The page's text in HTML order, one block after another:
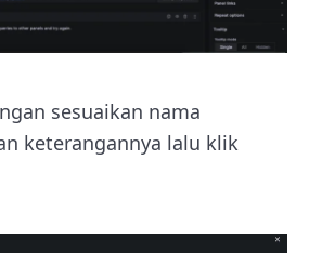
sesuaikan nama
keterangannya lalu klik